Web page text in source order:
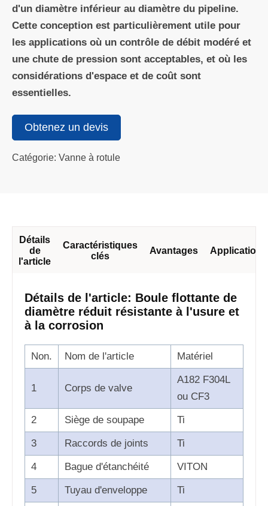
d'un diamètre inférieur au diamètre du pipeline.
Cette conception est particulièrement utile pour
les applications où un contrôle de débit modéré et
une chute de pression sont acceptables, et où les
considérations d'espace et de coût sont
essentielles.
Obtenez un devis
Catégorie: Vanne à rotule
Détails
de
l'article
Caractéristiques
clés
Avantages Applications
Détails de l'article: Boule flottante de
diamètre réduit résistante à l'usure et
à la corrosion
Non. Nom de l'article Matériel
1 Corps de valve
A182 F304L
ou CF3
2 Siège de soupape Ti
3 Raccords de joints Ti
4 Bague d'étanchéité VITON
5 Tuyau d'enveloppe Ti